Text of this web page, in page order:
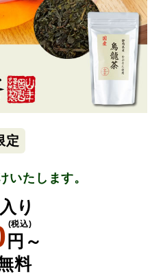
定
いたします。
り
円～
(税込)
料